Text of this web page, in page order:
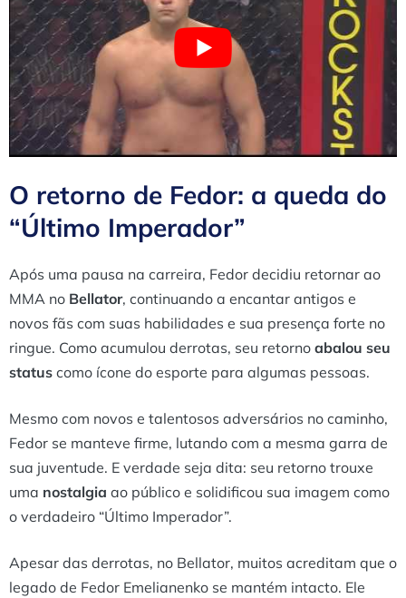
O retorno de Fedor: a queda do
“Último Imperador”
Após uma pausa na carreira, Fedor decidiu retornar ao
MMA no Bellator, continuando a encantar antigos e
novos fãs com suas habilidades e sua presença forte no
ringue. Como acumulou derrotas, seu retorno abalou seu
status como ícone do esporte para algumas pessoas.
Mesmo com novos e talentosos adversários no caminho,
Fedor se manteve firme, lutando com a mesma garra de
sua juventude. E verdade seja dita: seu retorno trouxe
uma nostalgia ao público e solidificou sua imagem como
o verdadeiro “Último Imperador”.
Apesar das derrotas, no Bellator, muitos acreditam que o
legado de Fedor Emelianenko se mantém intacto. Ele